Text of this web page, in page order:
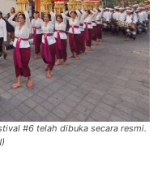
#6 telah dibuka secara resmi.